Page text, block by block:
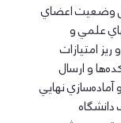
وضعيت اعضاي
علمي و
امتيازات
و ارسال
نهايي